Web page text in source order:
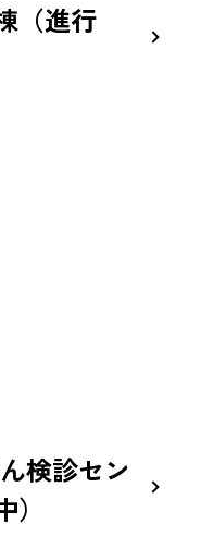
（進行
検診セン